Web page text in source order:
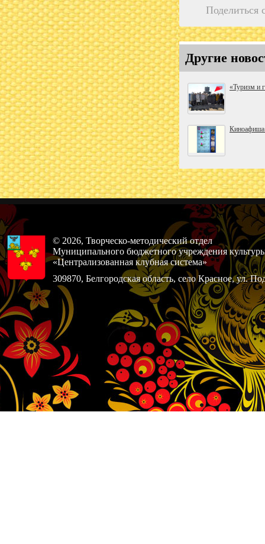
Поделиться
Другие
«Туризм и
Киноафиша
© 2026, Творческо-методический отдел
Муниципального бюджетного учреждения
«Централизованная клубная система»
309870, Белгородская область, село Красное, ул.